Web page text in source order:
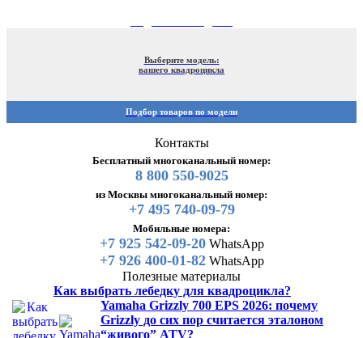
Выберите модель:
вашего квадроцикла
Подбор товаров по модели
Контакты
Бесплатный многоканальный номер:
8 800 550-9025
из Москвы многоканальный номер:
+7 495 740-09-79
Мобильные номера:
+7 925 542-09-20WhatsApp
+7 926 400-01-82WhatsApp
Полезные материалы
Как выбрать лебедку для квадроцикла?
Yamaha Grizzly 700 EPS 2026: почему
Grizzly до сих пор считается эталоном
“живого” ATV?